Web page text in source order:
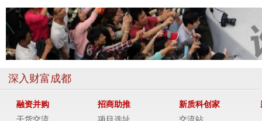
深入财富成都
融资并购
招商助推
新质科创家